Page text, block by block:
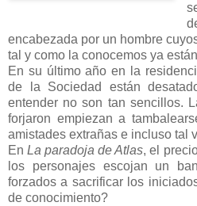
encabezada por un hombre
tal y como la conocemos ya
En su último año en la
de la Sociedad están
entender no son tan sencillos.
forjaron empiezan a
amistades extrañas e incluso tal
EnLa paradoja de Atlas, el
los personajes escojan un
forzados a sacrificar los
de conocimiento?